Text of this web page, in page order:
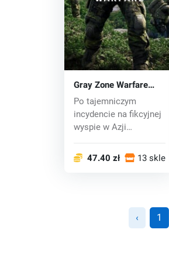
Gray Zone Warfare
(PC) key
Po tajemniczym
incydencie na fikcyjnej
wyspie w Azji
Wschodniej...
47.40 zł 13 sklepy
‹ 1